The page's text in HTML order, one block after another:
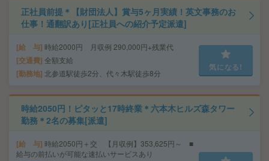
正社員前提＊【財団法人】賞与5ヶ月実績！英文事務のお
仕事！通翻訳あり[正社員への紹介予定派遣]
給 与 時給2000円 月収例 290,000円+残業代
交通費 全額支給
勤務地 北参道駅徒歩2分、代々木駅徒歩8分
気になる!
時給2050円！ピタッと17時終業＊六本木ヒルズ森タワー
勤務＊2名の募集[派遣]
給 与 時給2050円＋交 【月収例】353,625円～ ■
給与の前払いが可能な速払いサービスあり